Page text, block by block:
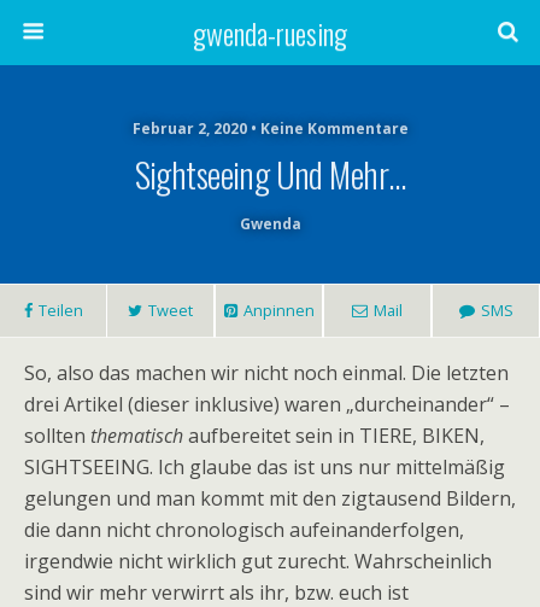
gwenda-ruesing
Februar 2, 2020 • Keine Kommentare
Sightseeing Und Mehr…
Gwenda
Teilen Tweet Anpinnen Mail SMS
So, also das machen wir nicht noch einmal. Die letzten
drei Artikel (dieser inklusive) waren „durcheinander“ –
sollten thematischaufbereitet sein in TIERE, BIKEN,
SIGHTSEEING. Ich glaube das ist uns nur mittelmäßig
gelungen und man kommt mit den zigtausend Bildern,
die dann nicht chronologisch aufeinanderfolgen,
irgendwie nicht wirklich gut zurecht. Wahrscheinlich
sind wir mehr verwirrt als ihr, bzw. euch ist